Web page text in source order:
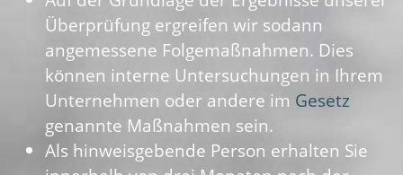
Überprüfung ergreifen wir sodann
angemessene Folgemaßnahmen. Dies
können interne Untersuchungen in Ihrem
Unternehmen oder andere im Gesetz
genannte Maßnahmen sein.
Als hinweisgebende Person erhalten Sie